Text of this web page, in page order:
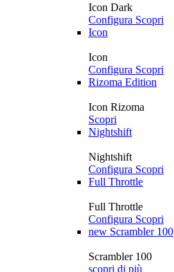
Icon Dark
Configura Scopri
Icon
Icon
Configura Scopri
Rizoma Edition
Icon Rizoma
Scopri
Nightshift
Nightshift
Configura Scopri
Full Throttle
Full Throttle
Configura Scopri
new Scrambler 100
Scrambler 100
scopri di più